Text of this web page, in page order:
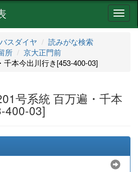
ナ
ビ
スダイヤ
読みがな検索
所
京大正門前
千本今出川行き[453-400-03]
号系統 百万遍・千本
400-03]